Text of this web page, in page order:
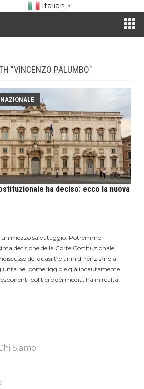
Italian ▼
"VINCENZO PALUMBO"
ha deciso: ecco la nuova
un mezzo salvataggio. Potremmo
decisione della Corte Costituzionale
dei quasi tre anni di renzismo al
nel pomeriggio e già incautamente
politici e dei media, ha in realtà
Siamo